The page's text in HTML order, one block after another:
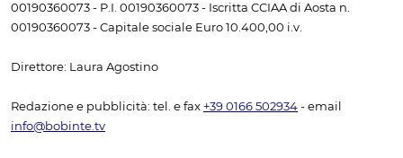
00190360073 - P.I. 00190360073 - Iscritta CCIAA di Aosta n.
00190360073 - Capitale sociale Euro 10.400,00 i.v.
Direttore: Laura Agostino
Redazione e pubblicità: tel. e fax +39 0166 502934 - email
info@bobinte.tv